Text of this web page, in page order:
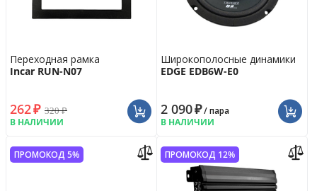
Переходная рамка
Incar RUN-N07
262₽ 320₽
В НАЛИЧИИ
Широкополосные динамики
EDGE EDB6W-E0
2 090₽/ пара
В НАЛИЧИИ
ПРОМОКОД 5% ПРОМОКОД 12%